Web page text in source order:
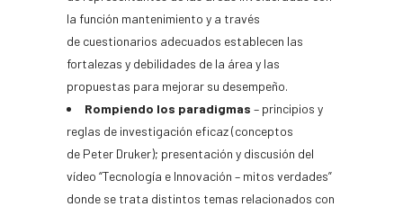
la función mantenimiento y a través
de cuestionarios adecuados establecen las
fortalezas y debilidades de la área y las
propuestas para mejorar su desempeño.
Rompiendo los paradigmas – principios y
reglas de investigación eficaz (conceptos
de Peter Druker); presentación y discusión del
vídeo “Tecnología e Innovación – mitos verdades”
donde se trata distintos temas relacionados con